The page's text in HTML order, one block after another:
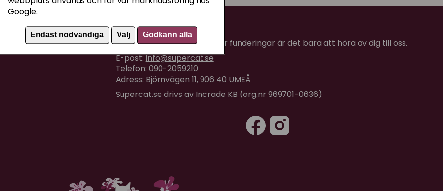
Google.
Endast nödvändiga Välj Godkänn alla
Kundtjänst
Om du har några frågor eller funderingar är det bara att höra av dig till oss.
E-post:info@supercat.se
Telefon: 090-2059210
Adress: Björnvägen 11, 906 40 UMEÅ
Supercat.se drivs av Incrade KB (org.nr 969701-0636)